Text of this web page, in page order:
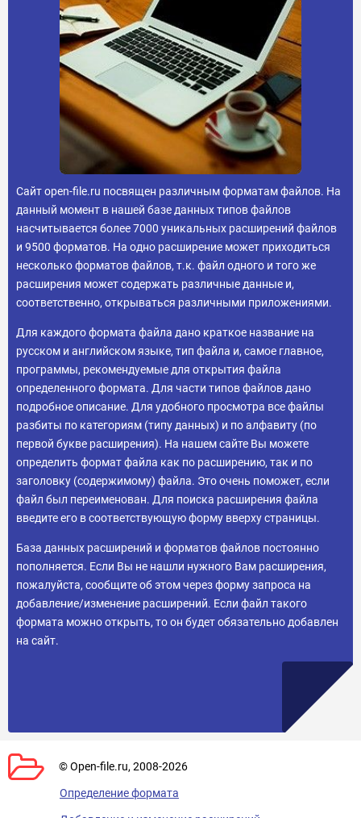
Сайт open-file.ru посвящен различным форматам файлов. На
данный момент в нашей базе данных типов файлов
насчитывается более 7000 уникальных расширений файлов
и 9500 форматов. На одно расширение может приходиться
несколько форматов файлов, т.к. файл одного и того же
расширения может содержать различные данные и,
соответственно, открываться различными приложениями.
Для каждого формата файла дано краткое название на
русском и английском языке, тип файла и, самое главное,
программы, рекомендуемые для открытия файла
определенного формата. Для части типов файлов дано
подробное описание. Для удобного просмотра все файлы
разбиты по категориям (типу данных) и по алфавиту (по
первой букве расширения). На нашем сайте Вы можете
определить формат файла как по расширению, так и по
заголовку (содержимому) файла. Это очень поможет, если
файл был переименован. Для поиска расширения файла
введите его в соответствующую форму вверху страницы.
База данных расширений и форматов файлов постоянно
пополняется. Если Вы не нашли нужного Вам расширения,
пожалуйста, сообщите об этом через форму запроса на
добавление/изменение расширений. Если файл такого
формата можно открыть, то он будет обязательно добавлен
на сайт.
© Open-file.ru, 2008-2026
Определение формата